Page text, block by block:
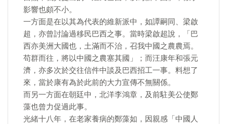
影響也頗不小。
一方面是在以其為代表的維新派中，如譚嗣同、梁啟
超，亦曾討論過移民巴西之事。當時梁啟超說，「巴
西亦美洲大國也，土滿而不治，召我中國之農農焉。
苟群而往，將以中國之農塞其國」；而汪康年和張元
濟，亦多次於交往信件中談及巴西招工一事。料想了
來，當於康有為於此前的大力宣傳不無關係。
而另一方面在朝廷中，北洋李鴻章，及前駐美公使鄭
藻也曾力促過此事。
光緒十八年，在老家養病的鄭藻如，因親感「中國人